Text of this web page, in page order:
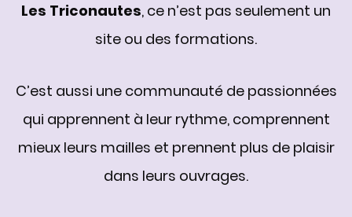
Les Triconautes, ce n’est pas seulement un
site ou des formations.
C’est aussi une communauté de passionnées
qui apprennent à leur rythme, comprennent
mieux leurs mailles et prennent plus de plaisir
dans leurs ouvrages.